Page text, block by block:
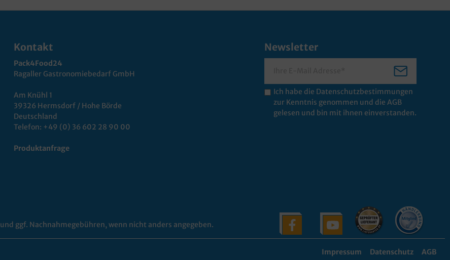
Kontakt
Pack4Food24
Ragaller Gastronomiebedarf GmbH
Am Knühl 1
39326 Hermsdorf / Hohe Börde
Deutschland
Telefon: +49 (0) 36 602 28 90 00
Produktanfrage
Newsletter
Ich habe die Datenschutzbestimmungen
zur Kenntnis genommen und die AGB
gelesen und bin mit ihnen einverstanden.
und ggf. Nachnahmegebühren, wenn nicht anders angegeben.
Impressum Datenschutz AGB